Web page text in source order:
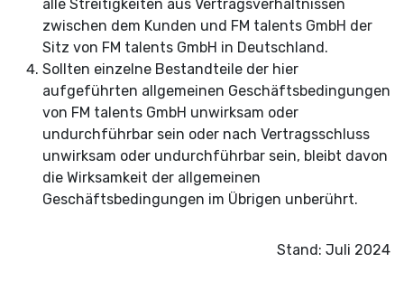
alle Streitigkeiten aus Vertragsverhältnissen
zwischen dem Kunden und FM talents GmbH der
Sitz von FM talents GmbH in Deutschland.
Sollten einzelne Bestandteile der hier
aufgeführten allgemeinen Geschäftsbedingungen
von FM talents GmbH unwirksam oder
undurchführbar sein oder nach Vertragsschluss
unwirksam oder undurchführbar sein, bleibt davon
die Wirksamkeit der allgemeinen
Geschäftsbedingungen im Übrigen unberührt.
Stand: Juli 2024